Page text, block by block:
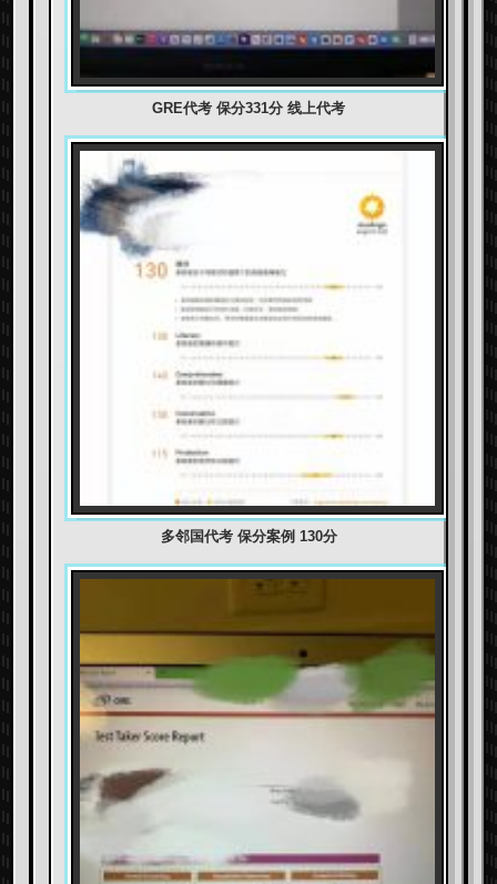
GRE代考 保分331分 线上代考
多邻国代考 保分案例 130分